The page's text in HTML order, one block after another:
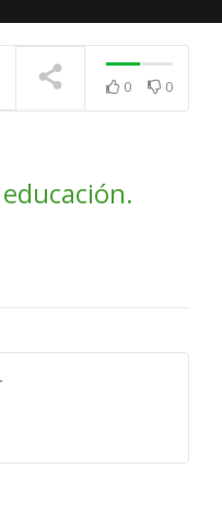
Comparación Entre El
Creador Y Jesús.
(Respuesta a ; Lider
0 0